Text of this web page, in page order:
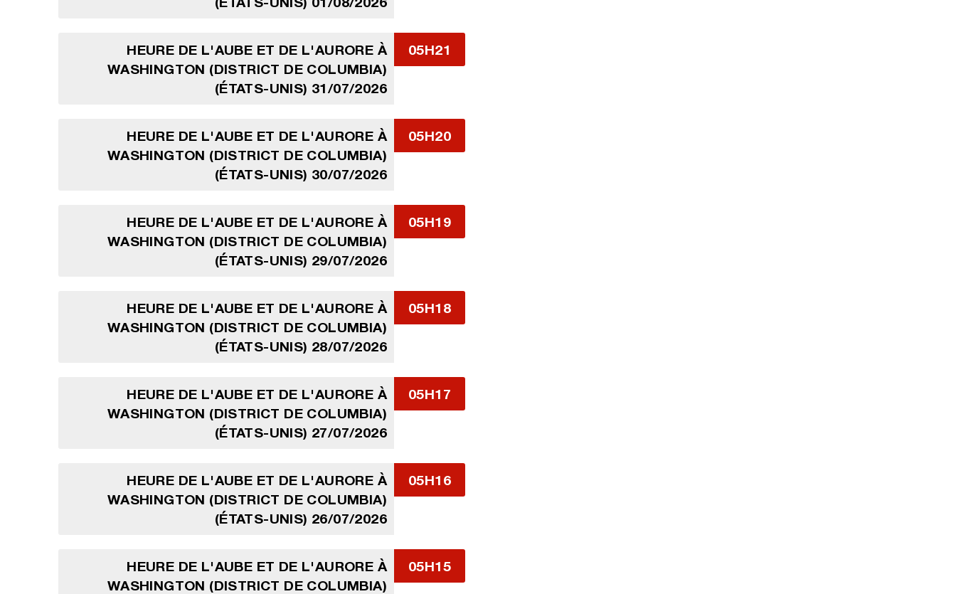
HEURE DE L'AUBE ET DE L'AURORE À
WASHINGTON (DISTRICT DE COLUMBIA)
(ÉTATS-UNIS) 31/07/2026
05H21
HEURE DE L'AUBE ET DE L'AURORE À
WASHINGTON (DISTRICT DE COLUMBIA)
(ÉTATS-UNIS) 30/07/2026
05H20
HEURE DE L'AUBE ET DE L'AURORE À
WASHINGTON (DISTRICT DE COLUMBIA)
(ÉTATS-UNIS) 29/07/2026
05H19
HEURE DE L'AUBE ET DE L'AURORE À
WASHINGTON (DISTRICT DE COLUMBIA)
(ÉTATS-UNIS) 28/07/2026
05H18
HEURE DE L'AUBE ET DE L'AURORE À
WASHINGTON (DISTRICT DE COLUMBIA)
(ÉTATS-UNIS) 27/07/2026
05H17
HEURE DE L'AUBE ET DE L'AURORE À
WASHINGTON (DISTRICT DE COLUMBIA)
(ÉTATS-UNIS) 26/07/2026
05H16
HEURE DE L'AUBE ET DE L'AURORE À
WASHINGTON (DISTRICT DE COLUMBIA)
05H15